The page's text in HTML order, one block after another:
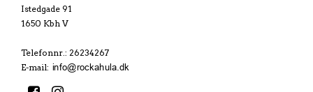
Istedgade 91
1650 Kbh V
Telefonnr. : 26234267
E-mail: